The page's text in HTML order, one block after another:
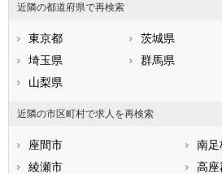
近隣の都道府県で再検索
東京都 茨城県
埼玉県
群馬県
山梨県
近隣の市区町村で求人を再検索
座間市
南足
綾瀬市
高座